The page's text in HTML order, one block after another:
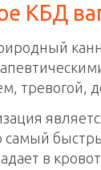
КБД
тревогой,
самый
в